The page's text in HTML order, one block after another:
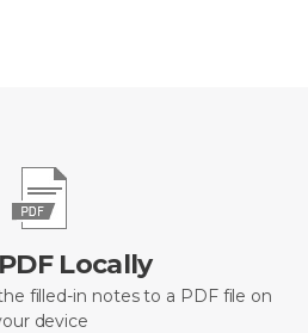
Locally
filled-in notes to a PDF file on
device